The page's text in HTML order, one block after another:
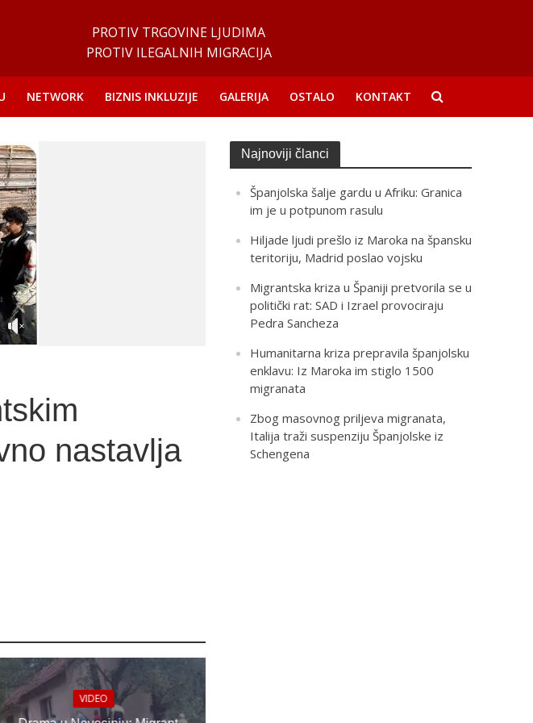
PROTIV TRGOVINE LJUDIMA
PROTIV ILEGALNIH MIGRACIJA
NETWORK BIZNIS INKLUZIJE GALERIJA OSTALO KONTAKT
nastavlja
VIDEO
Najnoviji članci
Španjolska šalje gardu u Afriku: Granica
im je u potpunom rasulu
Hiljade ljudi prešlo iz Maroka na špansku
teritoriju, Madrid poslao vojsku
Migrantska kriza u Španiji pretvorila se u
politički rat: SAD i Izrael provociraju
Pedra Sancheza
Humanitarna kriza prepravila španjolsku
enklavu: Iz Maroka im stiglo 1500
migranata
Zbog masovnog priljeva migranata,
Italija traži suspenziju Španjolske iz
Schengena